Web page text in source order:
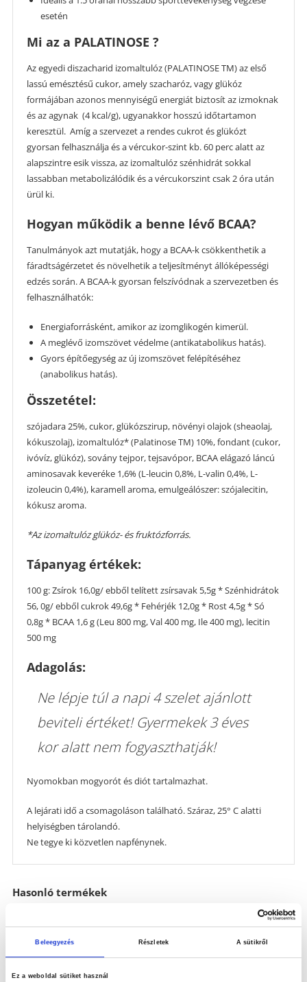
Beleegyezés Részletek A sütikről
Ez a weboldal sütiket használ
esetén
Mi az a PALATINOSE ?
Az egyedi diszacharid izomaltulóz (PALATINOSE TM) az első
lassú emésztésű cukor, amely szacharóz, vagy glükóz
formájában azonos mennyiségű energiát biztosít az izmoknak
és az agynak (4 kcal/g), ugyanakkor hosszú időtartamon
keresztül. Amíg a szervezet a rendes cukrot és glükózt
gyorsan felhasználja és a vércukor-szint kb. 60 perc alatt az
alapszintre esik vissza, az izomaltulóz szénhidrát sokkal
lassabban metabolizálódik és a vércukorszint csak 2 óra után
ürül ki.
Hogyan működik a benne lévő BCAA?
Tanulmányok azt mutatják, hogy a BCAA-k csökkenthetik a
fáradtságérzetet és növelhetik a teljesítményt állóképességi
edzés során. A BCAA-k gyorsan felszívódnak a szervezetben és
felhasználhatók:
Energiaforrásként, amikor az izomglikogén kimerül.
A meglévő izomszövet védelme (antikatabolikus hatás).
Gyors építőegység az új izomszövet felépítéséhez
(anabolikus hatás).
Összetétel:
szójadara 25%, cukor, glükózszirup, növényi olajok (sheaolaj,
kókuszolaj), izomaltulóz* (Palatinose TM) 10%, fondant (cukor,
ivóvíz, glükóz), sovány tejpor, tejsavópor, BCAA elágazó láncú
aminosavak keveréke 1,6% (L-leucin 0,8%, L-valin 0,4%, L-
izoleucin 0,4%), karamell aroma, emulgeálószer: szójalecitin,
kókusz aroma.
*Az izomaltulóz glükóz- és fruktózforrás.
Tápanyag értékek:
100 g: Zsírok 16,0g/ ebből telített zsírsavak 5,5g * Szénhidrátok
56, 0g/ ebből cukrok 49,6g * Fehérjék 12,0g * Rost 4,5g * Só
0,8g * BCAA 1,6 g (Leu 800 mg, Val 400 mg, Ile 400 mg), lecitin
500 mg
Adagolás:
Ne lépje túl a napi 4 szelet ajánlott
beviteli értéket! Gyermekek 3 éves
kor alatt nem fogyaszthatják!
Nyomokban mogyorót és diót tartalmazhat.
A lejárati idő a csomagoláson található. Száraz, 25° C alatti
helyiségben tárolandó.
Ne tegye ki közvetlen napfénynek.
Hasonló termékek